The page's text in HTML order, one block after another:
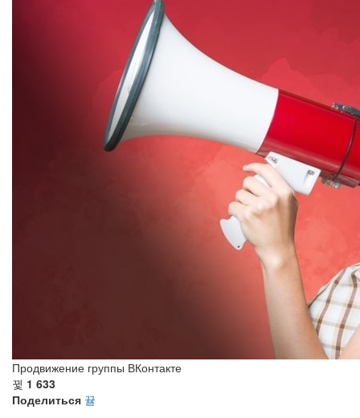
Продвижение группы ВКонтакте
1 633
Поделиться